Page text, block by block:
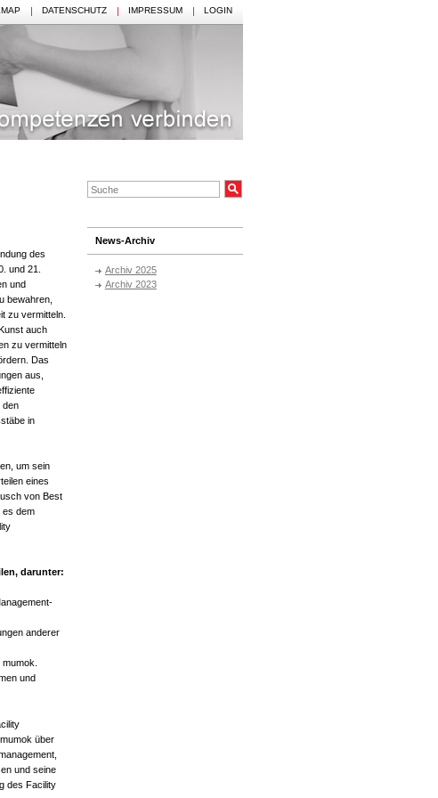
DATENSCHUTZ IMPRESSUM LOGIN
News-Archiv
Archiv 2025
Archiv 2023
des
und 21.
und
bewahren,
zu vermitteln.
auch
zu vermitteln
Das
aus,
den
in
um sein
eines
von Best
es dem
darunter:
anderer
mumok.
und
über
und seine
des Facility